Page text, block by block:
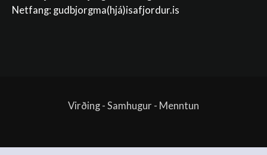
Netfang: gudbjorgma(hjá)isafjordur.is
Virðing - Samhugur - Menntun